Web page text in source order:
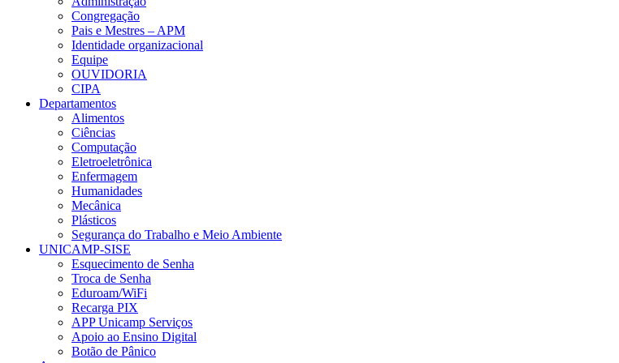
Congregação
Pais e Mestres – APM
Identidade organizacional
Equipe
OUVIDORIA
CIPA
Departamentos
Alimentos
Ciências
Computação
Eletroeletrônica
Enfermagem
Humanidades
Mecânica
Plásticos
Segurança do Trabalho e Meio Ambiente
UNICAMP-SISE
Esquecimento de Senha
Troca de Senha
Eduroam/WiFi
Recarga PIX
APP Unicamp Serviços
Apoio ao Ensino Digital
Botão de Pânico